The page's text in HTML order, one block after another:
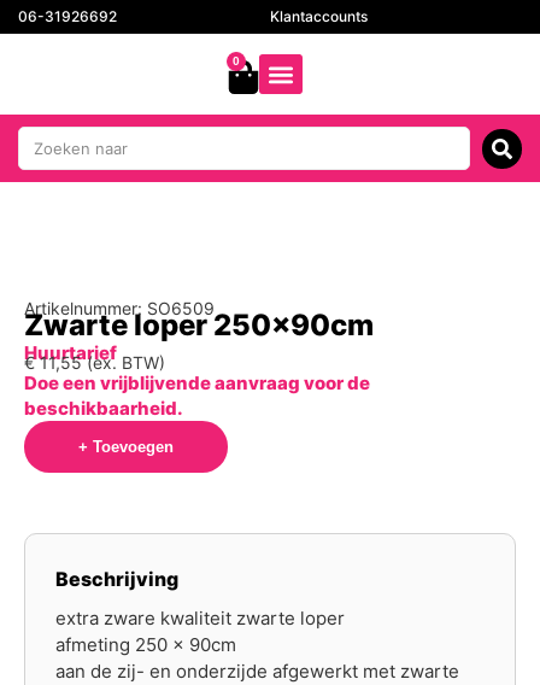
06-31926692 Klantaccounts
0
Artikelnummer: SO6509
Zwarte loper 250x90cm
Huurtarief
€11,55(ex. BTW)
Doe een vrijblijvende aanvraag voor de
beschikbaarheid.
+ Toevoegen
Beschrijving
extra zware kwaliteit zwarte loper
afmeting 250 x 90cm
aan de zij- en onderzijde afgewerkt met zwarte